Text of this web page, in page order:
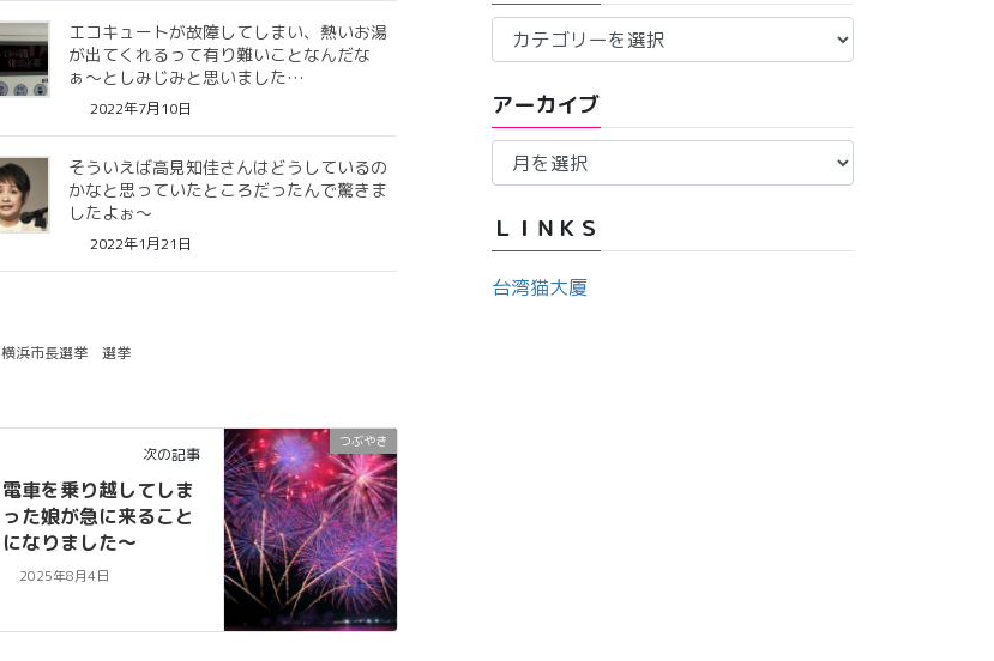
エコキュートが故障してしまい、熱いお湯
が出てくれるって有り難いことなんだな
ぁ〜としみじみと思いました…
2022年7月10日
そういえば高見知佳さんはどうしているの
かなと思っていたところだったんで驚きま
したよぉ〜
2022年1月21日
横浜市長選挙 選挙
つぶやき
次の記事
電車を乗り越してしま
った娘が急に来ること
になりました〜
2025年8月4日
テ
リ
ー
アーカイブ
ア
イ
ブ
ＬＩＮＫＳ
台湾猫大厦